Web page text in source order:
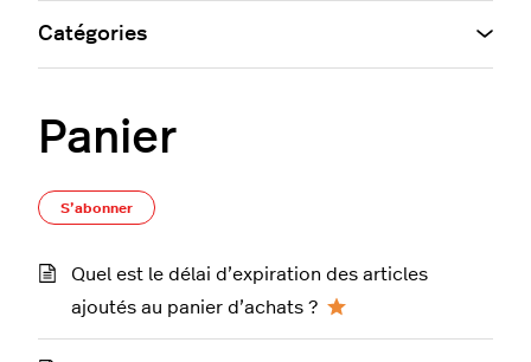
Panier
S’abonner
Quel est le délai d’expiration des articles
ajoutés au panier d’achats ?
Catégories